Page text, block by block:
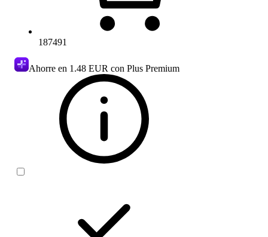
187491
Ahorre en 1.48 EUR con Plus Premium